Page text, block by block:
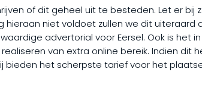
of dit geheel uit te besteden. Let er
niet voldoet zullen we dit uiteraard
advertorial voor Eersel. Ook is het
van extra online bereik. Indien dit
het scherpste tarief voor het